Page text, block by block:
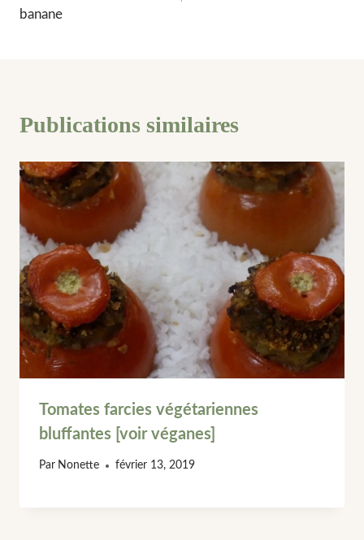
l’article
banane
Publications similaires
Tomates farcies végétariennes
bluffantes [voir véganes]
Par Nonette février 13, 2019